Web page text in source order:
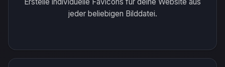
jeder beliebigen Bilddatei.